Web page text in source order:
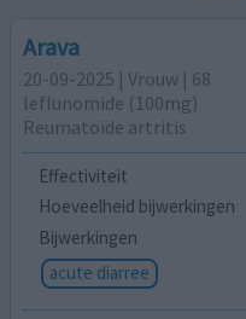
Arava
20-09-2025 | Vrouw | 68
leflunomide (100mg)
Reumatoïde artritis
Effectiviteit
Hoeveelheid bijwerkingen
Bijwerkingen
acute diarree